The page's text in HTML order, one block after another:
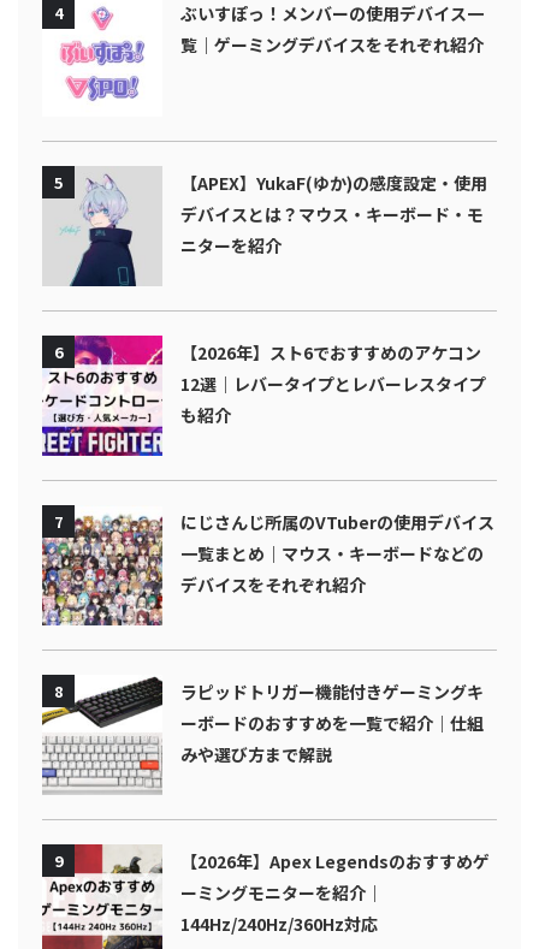
4
ぶいすぽっ！メンバーの使用デバイス一
覧｜ゲーミングデバイスをそれぞれ紹介
5
【APEX】YukaF(ゆか)の感度設定・使用
デバイスとは？マウス・キーボード・モ
ニターを紹介
6
【2026年】スト6でおすすめのアケコン
12選｜レバータイプとレバーレスタイプ
も紹介
7
にじさんじ所属のVTuberの使用デバイス
一覧まとめ｜マウス・キーボードなどの
デバイスをそれぞれ紹介
8
ラピッドトリガー機能付きゲーミングキ
ーボードのおすすめを一覧で紹介｜仕組
みや選び方まで解説
9
【2026年】Apex Legendsのおすすめゲ
ーミングモニターを紹介｜
144Hz/240Hz/360Hz対応